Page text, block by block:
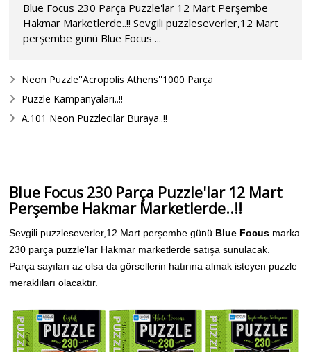
Blue Focus 230 Parça Puzzle'lar 12 Mart Perşembe
Hakmar Marketlerde..!! Sevgili puzzleseverler,12 Mart
perşembe günü Blue Focus ...
Neon Puzzle''Acropolis Athens''1000 Parça
Puzzle Kampanyaları..!!
A.101 Neon Puzzlecılar Buraya..!!
Blue Focus 230 Parça Puzzle'lar 12 Mart
Perşembe Hakmar Marketlerde..!!
Sevgili puzzleseverler,12 Mart perşembe günü Blue Focus marka
230 parça puzzle'lar Hakmar marketlerde satışa sunulacak.
Parça sayıları az olsa da görsellerin hatırına almak isteyen puzzle
meraklıları olacaktır.